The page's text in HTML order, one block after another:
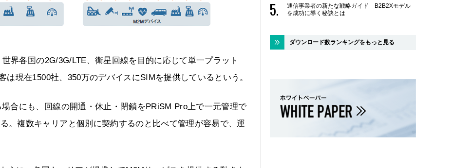
界各国の2G/3G/LTE、衛星回線を目的に応じて単一プラット
現在1500社、350万のデバイスにSIMを提供しているという。
合にも、回線の開通・休止・閉鎖をPRiSM Pro上で一元管理で
。複数キャリアと個別に契約するのと比べて管理が容易で、運
通信事業者の新たな戦略ガイド B2B2Xモデル
を成功に導く秘訣とは
ダウンロード数ランキングをもっと見る